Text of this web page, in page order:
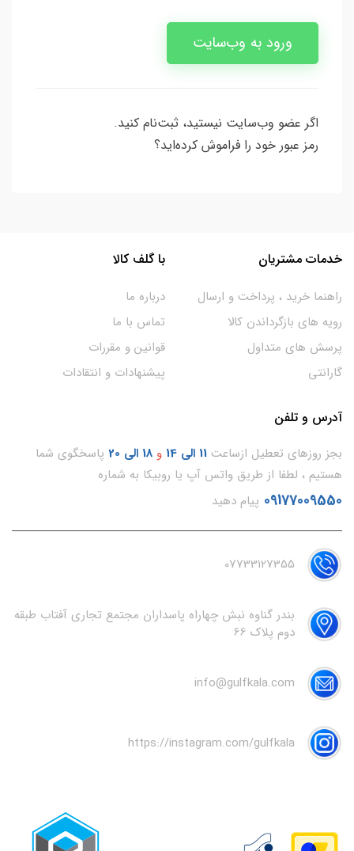
ورود به وب‌سایت
اگر عضو وب‌سایت نیستید، ثبت‌نام کنید.
رمز عبور خود را فراموش کرده‌اید؟
خدمات مشتریان
راهنما خرید ، پرداخت و ارسال
رویه های بازگرداندن کالا
پرسش های متداول
گارانتی
با گلف کالا
درباره ما
تماس با ما
قوانین و مقررات
پیشنهادات و انتقادات
آدرس و تلفن
بجز روزهای تعطیل ازساعت 11 الی 14 و 18 الی 20
پاسخگوی شما
هستیم ، لطفا از طریق واتس آپ یا روبیکا به شماره
09177009550 پیام دهید
07733127355
بندر گناوه نبش چهاراه پاسداران مجتمع تجاری آفتاب طبقه
دوم پلاک 66
info@gulfkala.com
https://instagram.com/gulfkala